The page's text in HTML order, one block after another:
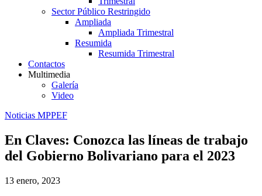
Sector Público Restringido
Ampliada
Ampliada Trimestral
Resumida
Resumida Trimestral
Contactos
Multimedia
Galería
Video
Noticias MPPEF
En Claves: Conozca las líneas de trabajo
del Gobierno Bolivariano para el 2023
13 enero, 2023